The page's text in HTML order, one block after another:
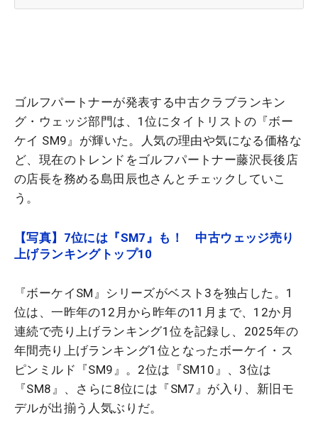
ゴルフパートナーが発表する中古クラブランキン
グ・ウェッジ部門は、1位にタイトリストの『ボー
ケイ SM9』が輝いた。人気の理由や気になる価格な
ど、現在のトレンドをゴルフパートナー藤沢長後店
の店長を務める島田辰也さんとチェックしていこ
う。
【写真】7位には『SM7』も！ 中古ウェッジ売り
上げランキングトップ10
『ボーケイSM』シリーズがベスト3を独占した。1
位は、一昨年の12月から昨年の11月まで、12か月
連続で売り上げランキング1位を記録し、2025年の
年間売り上げランキング1位となったボーケイ・ス
ピンミルド『SM9』。2位は『SM10』、3位は
『SM8』、さらに8位には『SM7』が入り、新旧モ
デルが出揃う人気ぶりだ。